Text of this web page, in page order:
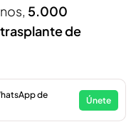
5.000
de
de
Únete